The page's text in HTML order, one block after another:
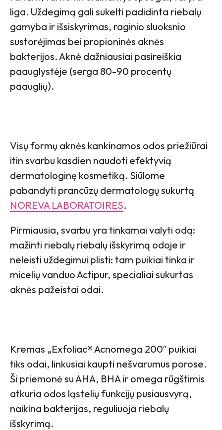
liga. Uždegimą gali sukelti padidinta riebalų
gamyba ir išsiskyrimas, raginio sluoksnio
sustorėjimas bei propioninės aknės
bakterijos. Aknė dažniausiai pasireiškia
paauglystėje (serga 80-90 procentų
paauglių).
Visų formų aknės kankinamos odos priežiūrai
itin svarbu kasdien naudoti efektyvią
dermatologinę kosmetiką. Siūlome
pabandyti prancūzų dermatologų sukurtą
NOREVA LABORATOIRES.
Pirmiausia, svarbu yra tinkamai valyti odą:
mažinti riebalų riebalų išskyrimą odoje ir
neleisti uždegimui plisti: tam puikiai tinka ir
micelių vanduo Actipur, specialiai sukurtas
aknės pažeistai odai.
Kremas „Exfoliac® Acnomega 200″ puikiai
tiks odai, linkusiai kaupti nešvarumus porose.
Ši priemonė su AHA, BHA ir omega rūgštimis
atkuria odos ląstelių funkcijų pusiausvyrą,
naikina bakterijas, reguliuoja riebalų
išskyrimą.